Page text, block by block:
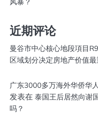
近期评论
曼谷市中心核心地段項目
区域划分决定房地产价值
广东3000多万海外华侨华
发表在 泰国王后居然向谢
吗？